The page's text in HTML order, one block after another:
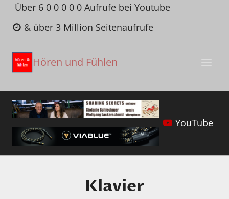
Zum
Inhalt
springen
Über 6 0 0 0 0 0 Aufrufe bei Youtube
& über 3 Million Seitenaufrufe
Hören und Fühlen
YouTube
Klavier